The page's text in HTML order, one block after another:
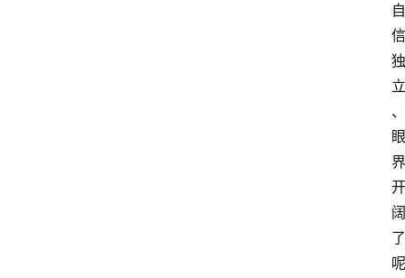
自
信
独
立
、
眼
界
开
阔
了
呢